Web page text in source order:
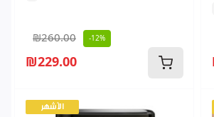
₪260.00 -12%
₪229.00
الأشهر